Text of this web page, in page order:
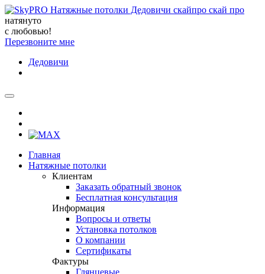
натянуто
с любовью!
Перезвоните мне
Дедовичи
Главная
Натяжные потолки
Клиентам
Заказать обратный звонок
Бесплатная консультация
Информация
Вопросы и ответы
Установка потолков
О компании
Сертификаты
Фактуры